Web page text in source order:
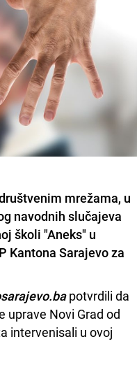
mrežama, u
navodnih slučajeva
školi "Aneks" u
Kantona Sarajevo za
potvrdili da
uprave Novi Grad od
intervenisali u ovoj